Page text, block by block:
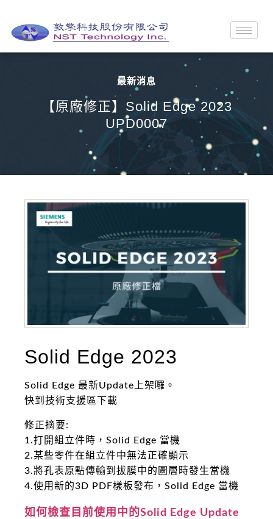
最新消息
【原廠修正】Solid Edge 2023
UPD0007
Solid Edge 2023
Solid Edge 最新Update上架囉。
快到技術支援區下載
修正摘要:
1.打開組立件時，Solid Edge 當機
2.某些零件在組立件中無法正確顯示
3.將孔表原點傳輸到拔膜中的圖層時發生當機
4.使用新的3D PDF樣板發布，Solid Edge 當機
如何檢查目前使用中的Solid Edge Update